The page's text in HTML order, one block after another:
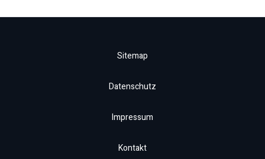
Sitemap
Datenschutz
Impressum
Kontakt